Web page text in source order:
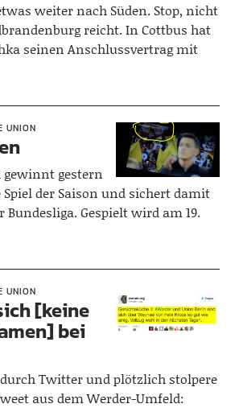
weiter nach Süden. Stop, nicht
reicht. In Cottbus hat
seinen Anschlussvertrag mit
UNION
gewinnt gestern
der Saison und sichert damit
Bundesliga. Gespielt wird am 19.
UNION
[keine
bei
Twitter und plötzlich stolpere
aus dem Werder-Umfeld: